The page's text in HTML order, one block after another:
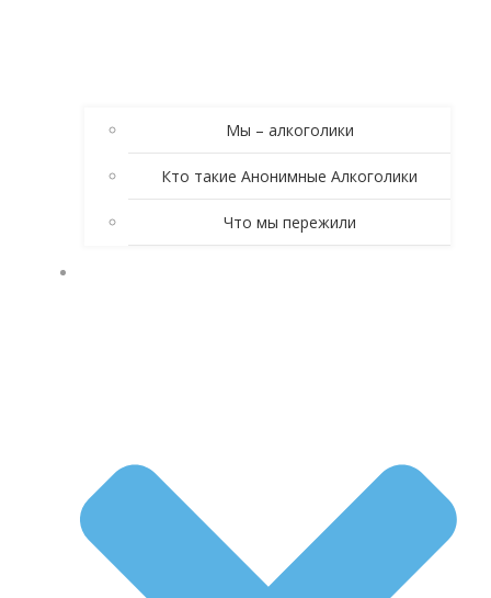
Мы – алкоголики
Кто такие Анонимные Алкоголики
Что мы пережили